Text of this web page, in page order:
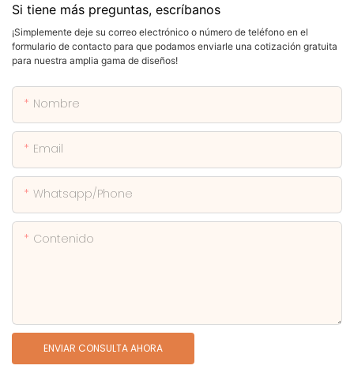
Si tiene más preguntas, escríbanos
¡Simplemente deje su correo electrónico o número de teléfono en el
formulario de contacto para que podamos enviarle una cotización gratuita
para nuestra amplia gama de diseños!
Nombre
Email
Whatsapp/phone
Contenido
ENVIAR CONSULTA AHORA